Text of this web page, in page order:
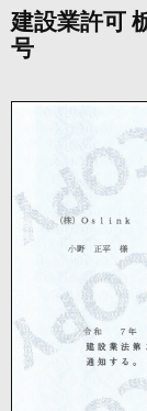
建設業許可
号